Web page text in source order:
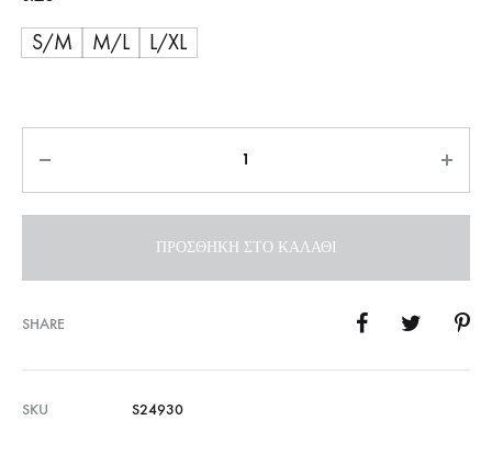
S/M
M/L L/XL
ΠΡΟΣΘΉΚΗ ΣΤΟ ΚΑΛΆΘΙ
SHARE
SKU S24930